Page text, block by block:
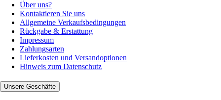
Über uns?
Kontaktieren Sie uns
Allgemeine Verkaufsbedingungen
Rückgabe & Erstattung
Impressum
Zahlungsarten
Lieferkosten und Versandoptionen
Hinweis zum Datenschutz
Unsere Geschäfte